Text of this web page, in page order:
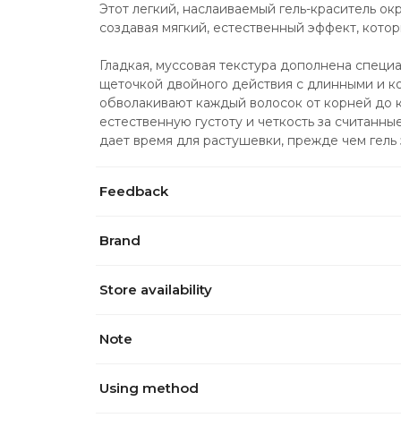
Этот легкий, наслаиваемый гель-краситель
создавая мягкий, естественный эффект,
Гладкая, муссовая текстура дополнена
щеточкой двойного действия с длинными и
обволакивают каждый волосок от корней до
естественную густоту и четкость за
дает время для растушевки, прежде чем гель
Feedback
Brand
Store availability
Note
Using method